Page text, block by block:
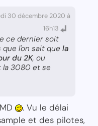
30 décembre 2020 à
16h13
ce dernier soit
l'on sait que la
du 2K, ou
la 3080 et se
. Vu le délai
et des pilotes,